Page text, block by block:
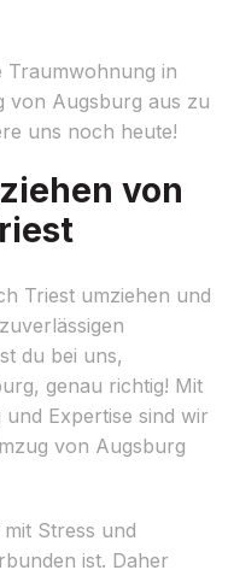
Traumwohnung in
von Augsburg aus zu
uns noch heute!
von
Triest umziehen und
du bei uns,
genau richtig! Mit
Expertise sind wir
von Augsburg
Stress und
ist. Daher